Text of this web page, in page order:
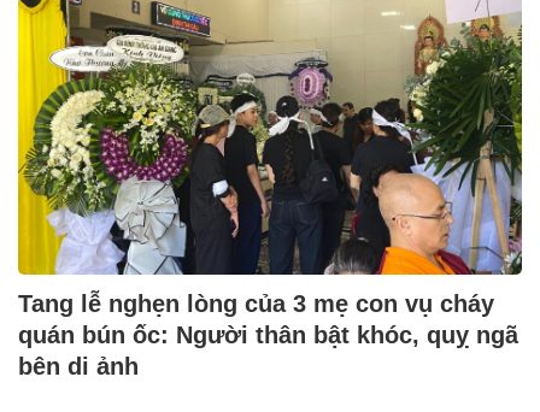
Tang lễ nghẹn lòng của 3 mẹ con vụ cháy
quán bún ốc: Người thân bật khóc, quỵ ngã
bên di ảnh